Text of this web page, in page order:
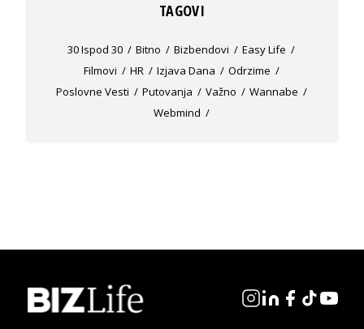
TAGOVI
30 Ispod 30 Bitno Bizbendovi
Easy Life
Filmovi
HR Izjava Dana
Odrzime
Poslovne Vesti
Putovanja Važno
Wannabe
Webmind